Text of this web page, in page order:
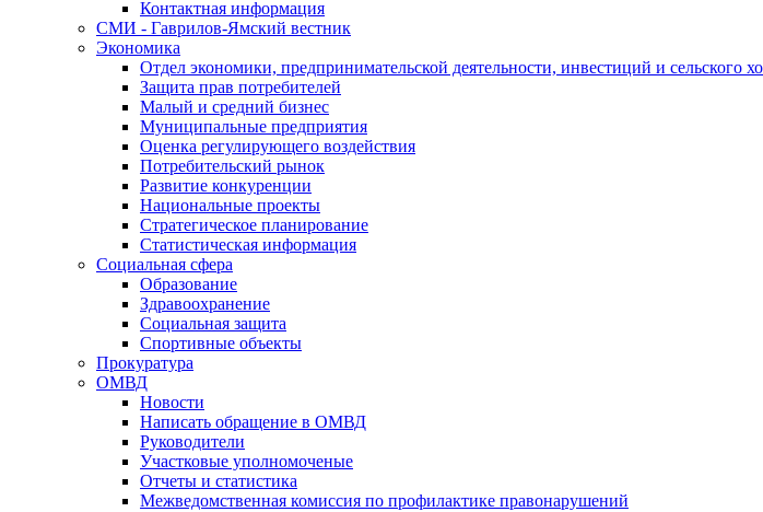
Контактная информация
СМИ - Гаврилов-Ямский вестник
Экономика
Отдел экономики, предпринимательской деятельности, инвестиций и сельского
Защита прав потребителей
Малый и средний бизнес
Муниципальные предприятия
Оценка регулирующего воздействия
Потребительский рынок
Развитие конкуренции
Национальные проекты
Стратегическое планирование
Статистическая информация
Социальная сфера
Образование
Здравоохранение
Социальная защита
Спортивные объекты
Прокуратура
ОМВД
Новости
Написать обращение в ОМВД
Руководители
Участковые уполномоченые
Отчеты и статистика
Межведомственная комиссия по профилактике правонарушений